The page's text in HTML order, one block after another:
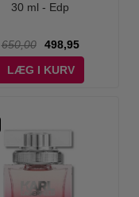
30 ml - Edp
650,00
498,95
LÆG I KURV